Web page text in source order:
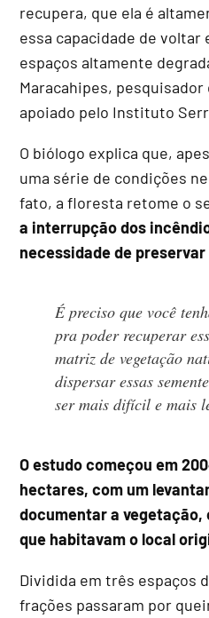
recupera, que ela é
essa capacidade de voltar
espaços altamente
Maracahipes, pesquisador
apoiado pelo Instituto
O biólogo explica que,
uma série de condições
fato, a floresta retome o
a interrupção dos
necessidade de
É preciso que você
pra poder recuperar
matriz de vegetação
dispersar essas
ser mais difícil e mais
O estudo começou em
hectares, com um
documentar a vegetação,
que habitavam o local
Dividida em três espaços
frações passaram por